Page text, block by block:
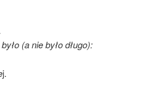
(a nie było długo):
j.